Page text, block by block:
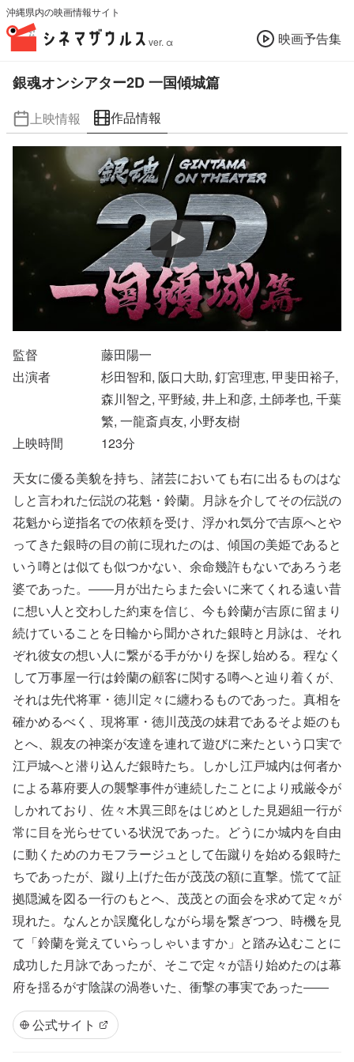
沖縄県内の映画情報サイト
ver. α 映画予告集
銀魂オンシアター2D 一国傾城篇
上映情報 作品情報
監督
藤田陽一
出演者
杉田智和, 阪口大助, 釘宮理恵, 甲斐田裕子,
森川智之, 平野綾, 井上和彦, 土師孝也, 千葉
繁, 一龍斎貞友, 小野友樹
上映時間
123分
天女に優る美貌を持ち、諸芸においても右に出るものはな
しと言われた伝説の花魁・鈴蘭。月詠を介してその伝説の
花魁から逆指名での依頼を受け、浮かれ気分で吉原へとや
ってきた銀時の目の前に現れたのは、傾国の美姫であると
いう噂とは似ても似つかない、余命幾許もないであろう老
婆であった。――月が出たらまた会いに来てくれる遠い昔
に想い人と交わした約束を信じ、今も鈴蘭が吉原に留まり
続けていることを日輪から聞かされた銀時と月詠は、それ
ぞれ彼女の想い人に繋がる手がかりを探し始める。程なく
して万事屋一行は鈴蘭の顧客に関する噂へと辿り着くが、
それは先代将軍・徳川定々に纏わるものであった。真相を
確かめるべく、現将軍・徳川茂茂の妹君であるそよ姫のも
とへ、親友の神楽が友達を連れて遊びに来たという口実で
江戸城へと潜り込んだ銀時たち。しかし江戸城内は何者か
による幕府要人の襲撃事件が連続したことにより戒厳令が
しかれており、佐々木異三郎をはじめとした見廻組一行が
常に目を光らせている状況であった。どうにか城内を自由
に動くためのカモフラージュとして缶蹴りを始める銀時た
ちであったが、蹴り上げた缶が茂茂の額に直撃。慌てて証
拠隠滅を図る一行のもとへ、茂茂との面会を求めて定々が
現れた。なんとか誤魔化しながら場を繋ぎつつ、時機を見
て「鈴蘭を覚えていらっしゃいますか」と踏み込むことに
成功した月詠であったが、そこで定々が語り始めたのは幕
府を揺るがす陰謀の渦巻いた、衝撃の事実であった――
公式サイト